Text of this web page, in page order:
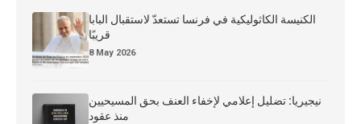
الكنيسة الكاثوليكية في فرنسا تستعدّ لاستقبال البابا
قريبًا
8 May 2026
نيجيريا: تضليل إعلامي لإخفاء العنف بحق المسيحيين
منذ عقود